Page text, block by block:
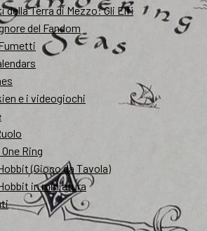
della Terra di Mezzo: Gli Elfi
del Fandom
e i videogiochi
Ring
(Gioco da Tavola)
in miniatura